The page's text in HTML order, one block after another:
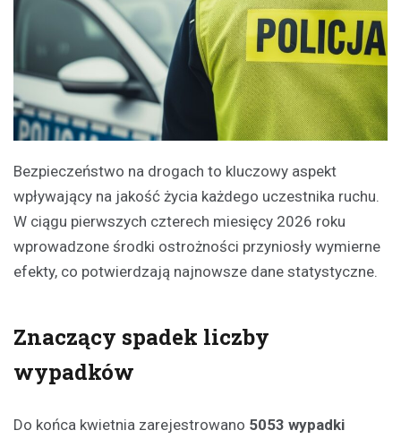
Bezpieczeństwo na drogach to kluczowy aspekt
wpływający na jakość życia każdego uczestnika ruchu.
W ciągu pierwszych czterech miesięcy 2026 roku
wprowadzone środki ostrożności przyniosły wymierne
efekty, co potwierdzają najnowsze dane statystyczne.
Znaczący spadek liczby
wypadków
Do końca kwietnia zarejestrowano 5053 wypadki